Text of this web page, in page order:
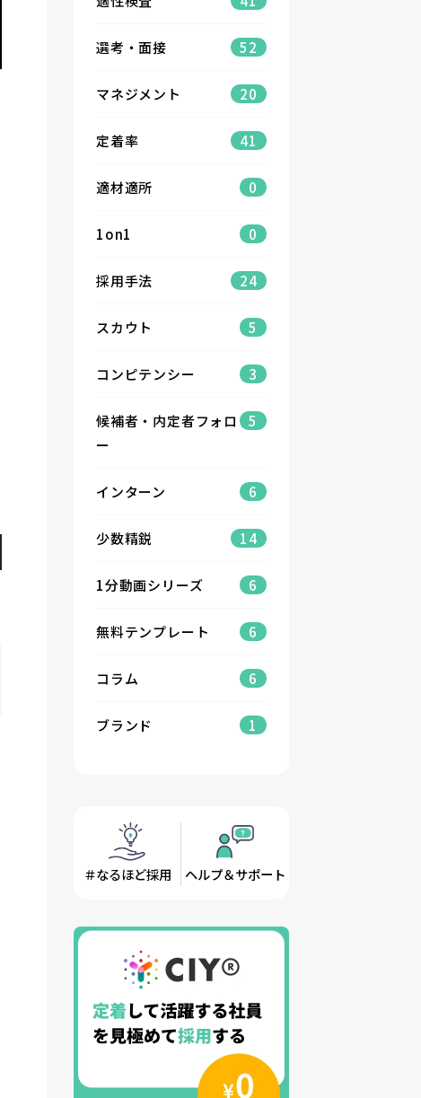
選考・面接 52
マネジメント 20
定着率 41
適材適所 0
1on1 0
採用手法 24
スカウト 5
コンピテンシー 3
候補者・内定者フォロ
ー
5
インターン 6
少数精鋭 14
1分動画シリーズ 6
無料テンプレート 6
コラム 6
ブランド 1
＃なるほど採用 ヘルプ＆サポート